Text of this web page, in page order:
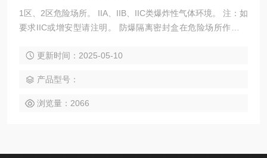
1区、2区危险场所。 IIA、IIB、IIC类爆炸性气体环境。 注：如
要求IIC或增安型请注明。 防爆隔离密封盒在危险场所作为简
更新时间：2025-05-10
产品型号：
浏览量：2066